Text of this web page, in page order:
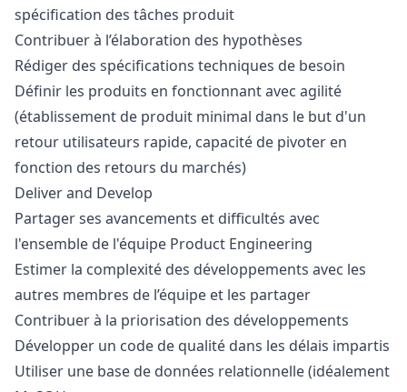
spécification des tâches produit
Contribuer à l’élaboration des hypothèses
Rédiger des spécifications techniques de besoin
Définir les produits en fonctionnant avec agilité
(établissement de produit minimal dans le but d'un
retour utilisateurs rapide, capacité de pivoter en
fonction des retours du marchés)
Deliver and Develop
Partager ses avancements et difficultés avec
l'ensemble de l'équipe Product Engineering
Estimer la complexité des développements avec les
autres membres de l’équipe et les partager
Contribuer à la priorisation des développements
Développer un code de qualité dans les délais impartis
Utiliser une base de données relationnelle (idéalement